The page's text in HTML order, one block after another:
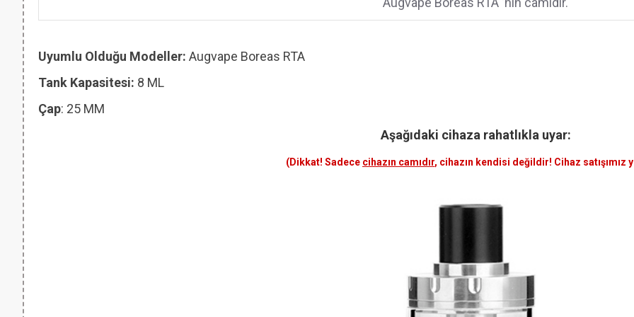
Uyumlu Olduğu Modeller: Augvape Boreas RTA
Tank Kapasitesi: 8 ML
Çap: 25 MM
Aşağıdaki cihaza rahatlıkla uyar:
(Dikkat! Sadece cihazın camıdır, cihazın kendisi değildir! Cihaz satışımız